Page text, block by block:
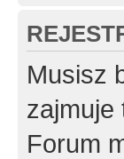
Musisz
zajmuje
Forum